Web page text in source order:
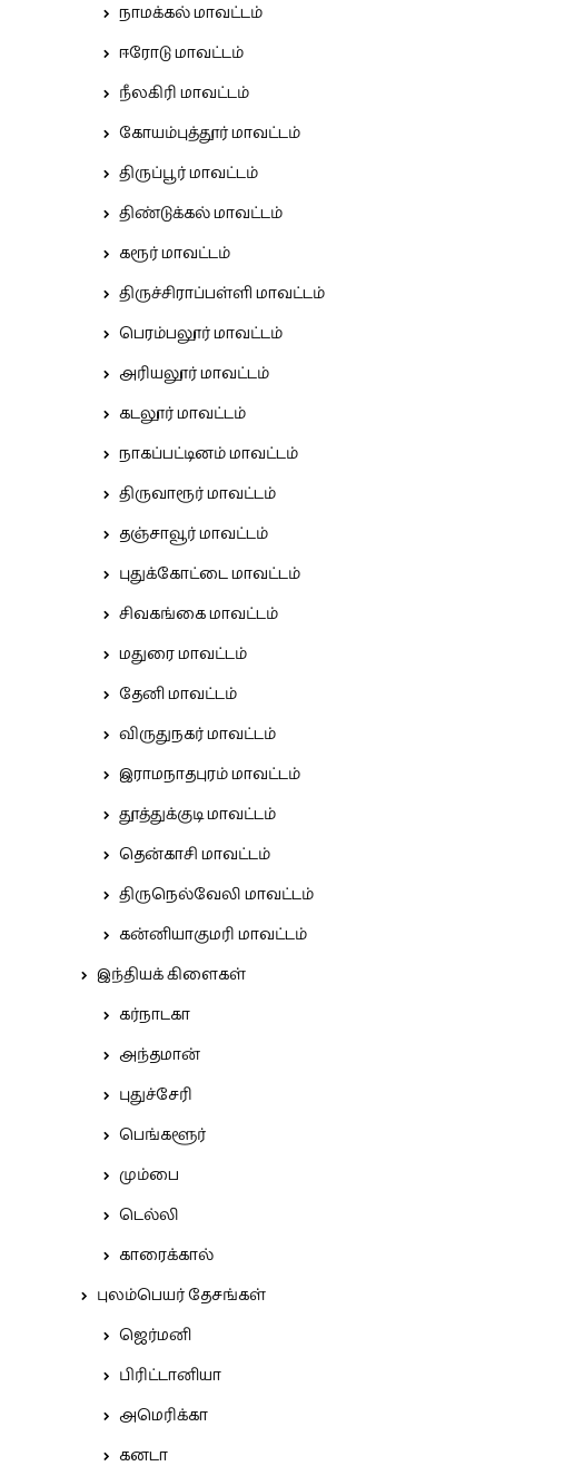
நாமக்கல் மாவட்டம்
ஈரோடு மாவட்டம்
நீலகிரி மாவட்டம்
கோயம்புத்தூர் மாவட்டம்
திருப்பூர் மாவட்டம்
திண்டுக்கல் மாவட்டம்
கரூர் மாவட்டம்
திருச்சிராப்பள்ளி மாவட்டம்
பெரம்பலூர் மாவட்டம்
அரியலூர் மாவட்டம்
கடலூர் மாவட்டம்
நாகப்பட்டினம் மாவட்டம்
திருவாரூர் மாவட்டம்
தஞ்சாவூர் மாவட்டம்
புதுக்கோட்டை மாவட்டம்
சிவகங்கை மாவட்டம்
மதுரை மாவட்டம்
தேனி மாவட்டம்
விருதுநகர் மாவட்டம்
இராமநாதபுரம் மாவட்டம்
தூத்துக்குடி மாவட்டம்
தென்காசி மாவட்டம்
திருநெல்வேலி மாவட்டம்
கன்னியாகுமரி மாவட்டம்
இந்தியக் கிளைகள்
கர்நாடகா
அந்தமான்
புதுச்சேரி
பெங்களூர்
மும்பை
டெல்லி
காரைக்கால்
புலம்பெயர் தேசங்கள்
ஜெர்மனி
பிரிட்டானியா
அமெரிக்கா
கனடா